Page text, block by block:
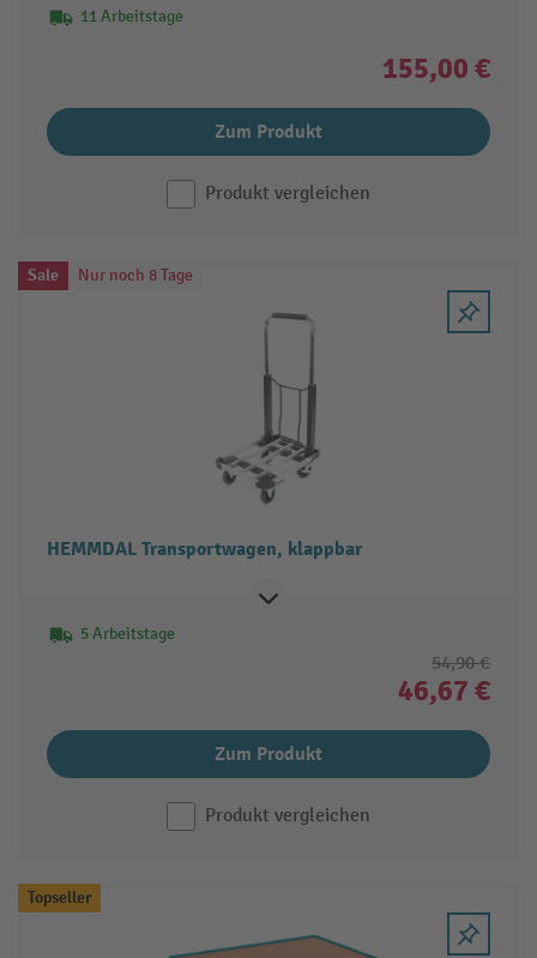
11 Arbeitstage
155,00 €
Zum Produkt
Produkt vergleichen
Sale Nur noch 8 Tage
HEMMDAL Transportwagen, klappbar
5 Arbeitstage
54,90 €
46,67 €
Zum Produkt
Produkt vergleichen
Topseller